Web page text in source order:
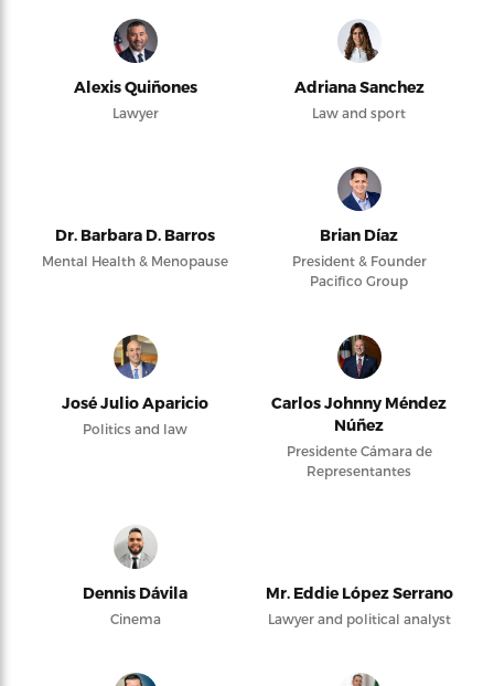
Alexis Quiñones
Lawyer
Adriana Sanchez
Law and sport
Dr. Barbara D. Barros
Mental Health & Menopause
Brian Díaz
President & Founder
Pacifico Group
José Julio Aparicio
Politics and law
Carlos Johnny Méndez
Núñez
Presidente Cámara de
Representantes
Dennis Dávila
Cinema
Mr. Eddie López Serrano
Lawyer and political analyst